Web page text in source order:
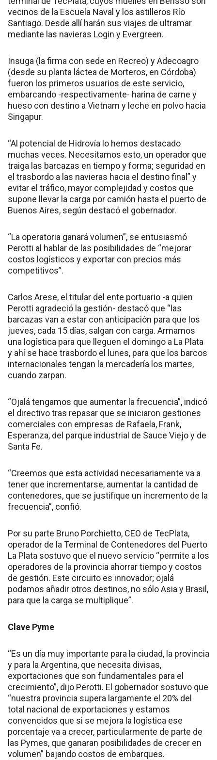
vecinos de la Escuela Naval y los astilleros Río
Santiago. Desde allí harán sus viajes de ultramar
mediante las navieras Login y Evergreen.
Insuga (la firma con sede en Recreo) y Adecoagro
(desde su planta láctea de Morteros, en Córdoba)
fueron los primeros usuarios de este servicio,
embarcando -respectivamente- harina de carne y
hueso con destino a Vietnam y leche en polvo hacia
Singapur.
“Al potencial de Hidrovía lo hemos destacado
muchas veces. Necesitamos esto, un operador que
traiga las barcazas en tiempo y forma; seguridad en
el trasbordo a las navieras hacia el destino final” y
evitar el tráfico, mayor complejidad y costos que
supone llevar la carga por camión hasta el puerto de
Buenos Aires, según destacó el gobernador.
“La operatoria ganará volumen”, se entusiasmó
Perotti al hablar de las posibilidades de “mejorar
costos logísticos y exportar con precios más
competitivos”.
Carlos Arese, el titular del ente portuario -a quien
Perotti agradeció la gestión- destacó que “las
barcazas van a estar con anticipación para que los
jueves, cada 15 días, salgan con carga. Armamos
una logística para que lleguen el domingo a La Plata
y ahí se hace trasbordo el lunes, para que los barcos
internacionales tengan la mercadería los martes,
cuando zarpan.
“Ojalá tengamos que aumentar la frecuencia”, indicó
el directivo tras repasar que se iniciaron gestiones
comerciales con empresas de Rafaela, Frank,
Esperanza, del parque industrial de Sauce Viejo y de
Santa Fe.
“Creemos que esta actividad necesariamente va a
tener que incrementarse, aumentar la cantidad de
contenedores, que se justifique un incremento de la
frecuencia”, confió.
Por su parte Bruno Porchietto, CEO de TecPlata,
operador de la Terminal de Contenedores del Puerto
La Plata sostuvo que el nuevo servicio “permite a los
operadores de la provincia ahorrar tiempo y costos
de gestión. Este circuito es innovador; ojalá
podamos añadir otros destinos, no sólo Asia y Brasil,
para que la carga se multiplique”.
Clave Pyme
“Es un día muy importante para la ciudad, la provincia
y para la Argentina, que necesita divisas,
exportaciones que son fundamentales para el
crecimiento”, dijo Perotti. El gobernador sostuvo que
“nuestra provincia supera largamente el 20% del
total nacional de exportaciones y estamos
convencidos que si se mejora la logística ese
porcentaje va a crecer, particularmente de parte de
las Pymes, que ganaran posibilidades de crecer en
volumen” bajando costos de embarques.